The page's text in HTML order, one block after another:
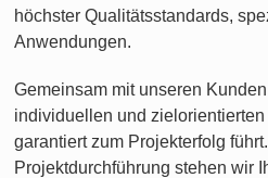
höchster Qualitätsstandards,
Anwendungen.
Gemeinsam mit unseren
individuellen und
garantiert zum Projekterfolg
Projektdurchführung stehen wir